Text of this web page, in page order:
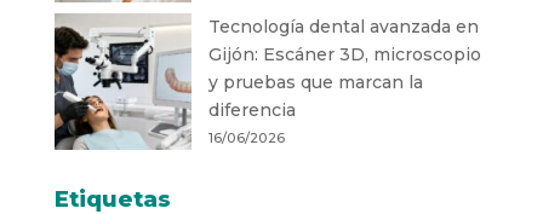
Tecnología dental avanzada en
Gijón: Escáner 3D, microscopio
y pruebas que marcan la
diferencia
16/06/2026
Etiquetas